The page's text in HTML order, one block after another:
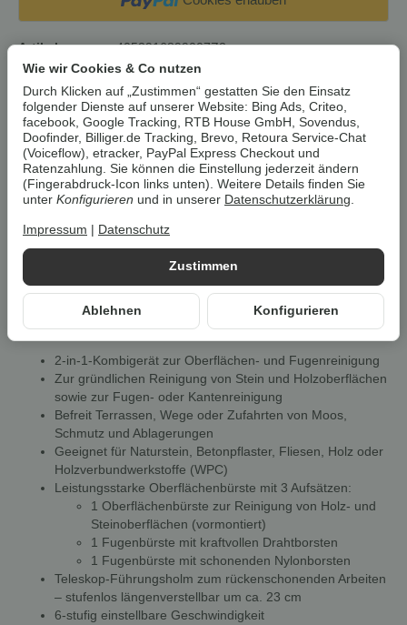
Artikelnummer: 4052916899007Z2
HAN:100398730
Kategorie:Staubsauger & Reinigung
Beschreibung
Um dieUmwelt zu schonen , vermeiden wir aufwendige
Umverpackungen. Wenn immer es möglich ist, versenden wir Ihre
Bestellung im Originalkarton des Herstellers
PARKSIDE® 2-in-1-Elektro-
Oberflächenbürste »PEOB 500 B1«
Eigenschaften
2-in-1-Kombigerät zur Oberflächen- und Fugenreinigung
Zur gründlichen Reinigung von Stein und Holzoberflächen
sowie zur Fugen- oder Kantenreinigung
Befreit Terrassen, Wege oder Zufahrten von Moos,
Schmutz und Ablagerungen
Geeignet für Naturstein, Betonpflaster, Fliesen, Holz oder
Holzverbundwerkstoffe (WPC)
Leistungsstarke Oberflächenbürste mit 3 Aufsätzen:
1 Oberflächenbürste zur Reinigung von Holz- und
Steinoberflächen (vormontiert)
1 Fugenbürste mit kraftvollen Drahtborsten
1 Fugenbürste mit schonenden Nylonborsten
Teleskop-Führungsholm zum rückenschonenden Arbeiten
– stufenlos längenverstellbar um ca. 23 cm
6-stufig einstellbare Geschwindigkeit
Zustimmen
Ablehnen Konfigurieren
Wie wir Cookies & Co nutzen
Durch Klicken auf „Zustimmen“ gestatten Sie den Einsatz
folgender Dienste auf unserer Website: Bing Ads, Criteo,
facebook, Google Tracking, RTB House GmbH, Sovendus,
Doofinder, Billiger.de Tracking, Brevo, Retoura Service-Chat
(Voiceflow), etracker, PayPal Express Checkout und
Ratenzahlung. Sie können die Einstellung jederzeit ändern
(Fingerabdruck-Icon links unten). Weitere Details finden Sie
unter Konfigurieren und in unserer Datenschutzerklärung.
Impressum Datenschutz